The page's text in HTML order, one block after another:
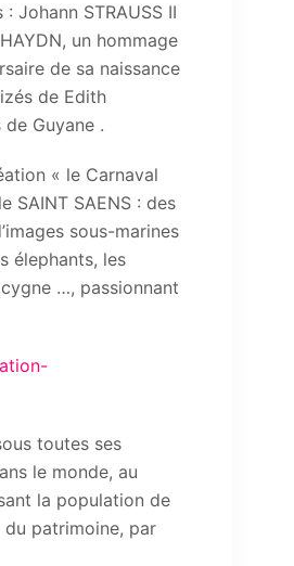
Johann STRAUSS II
un hommage
de sa naissance
de Edith
Guyane .
« le Carnaval
SAINT SAENS : des
sous-marines
élephants, les
…, passionnant
toutes ses
le monde, au
la population de
patrimoine, par